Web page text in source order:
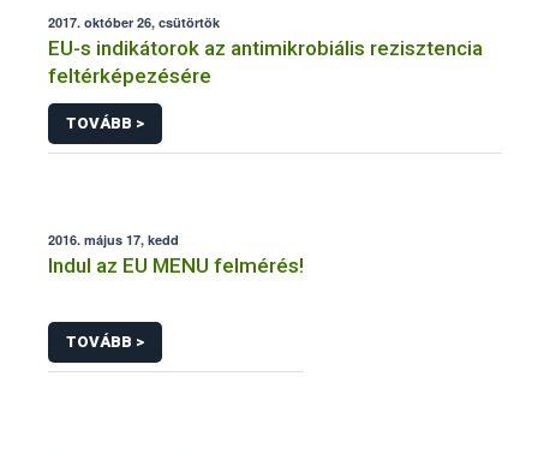
2017. október 26, csütörtök
EU-s indikátorok az antimikrobiális rezisztencia
feltérképezésére
TOVÁBB >
2016. május 17, kedd
Indul az EU MENU felmérés!
TOVÁBB >